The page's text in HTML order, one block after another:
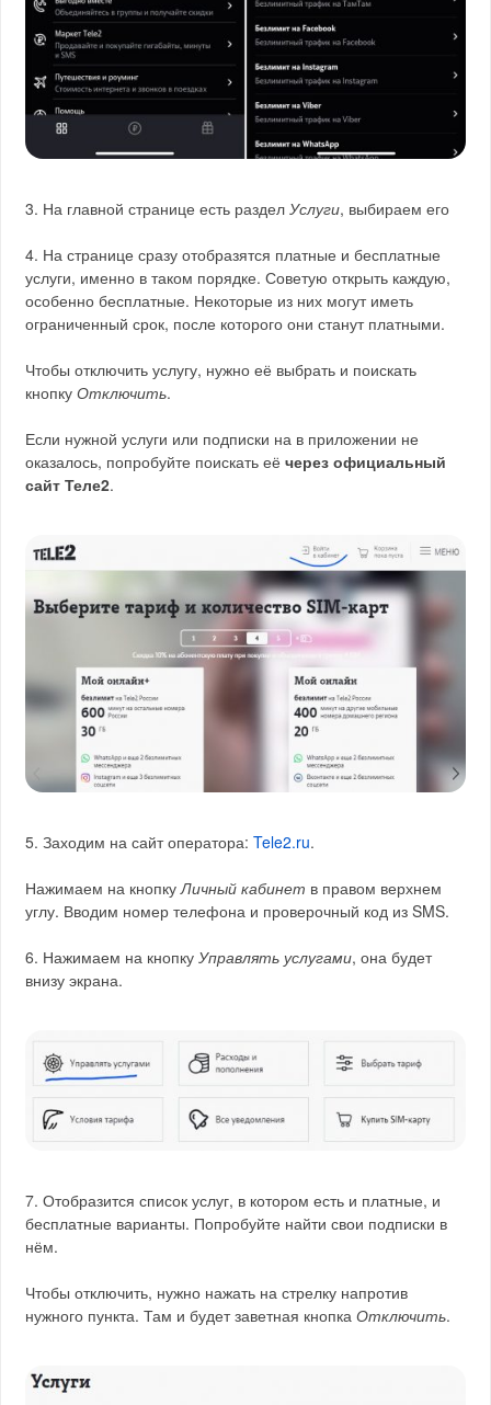
3. На главной странице есть разделУслуги, выбираем его
4. На странице сразу отобразятся платные и бесплатные
услуги, именно в таком порядке. Советую открыть каждую,
особенно бесплатные. Некоторые из них могут иметь
ограниченный срок, после которого они станут платными.
Чтобы отключить услугу, нужно её выбрать и поискать
кнопкуОтключить.
Если нужной услуги или подписки на в приложении не
оказалось, попробуйте поискать еёчерез официальный
сайт Теле2.
5. Заходим на сайт оператора:Tele2.ru.
Нажимаем на кнопкуЛичный кабинет в правом верхнем
углу. Вводим номер телефона и проверочный код из SMS.
6. Нажимаем на кнопкуУправлять услугами, она будет
внизу экрана.
7. Отобразится список услуг, в котором есть и платные, и
бесплатные варианты. Попробуйте найти свои подписки в
нём.
Чтобы отключить, нужно нажать на стрелку напротив
нужного пункта. Там и будет заветная кнопкаОтключить.